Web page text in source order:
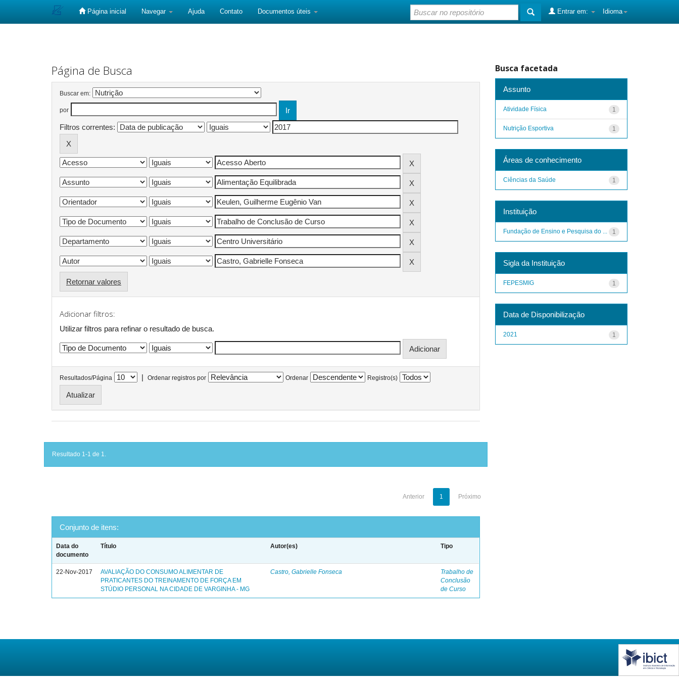
Página inicial Navegar Ajuda Contato Documentos úteis Idioma
Entrar em:
Página de Busca
Buscar em:
por
Filtros correntes:
Retornar valores
Adicionar filtros:
Utilizar filtros para refinar o resultado de busca.
Resultados/Página | Ordenar registros por Ordenar Registro(s)
Resultado 1-1 de 1.
Anterior 1 Próximo
Conjunto de itens:
Data do
documento
Título Autor(es) Tipo
22-Nov-2017
AVALIAÇÃO DO CONSUMO ALIMENTAR DE
PRATICANTES DO TREINAMENTO DE FORÇA EM
STÚDIO PERSONAL NA CIDADE DE VARGINHA - MG
Castro, Gabrielle Fonseca
Trabalho de
Conclusão
de Curso
Busca facetada
Assunto
1
Atividade Física
1
Nutrição Esportiva
Áreas de conhecimento
1
Ciências da Saúde
Instituição
1
Fundação de Ensino e Pesquisa do ...
Sigla da Instituição
1
FEPESMIG
Data de Disponibilização
1
2021